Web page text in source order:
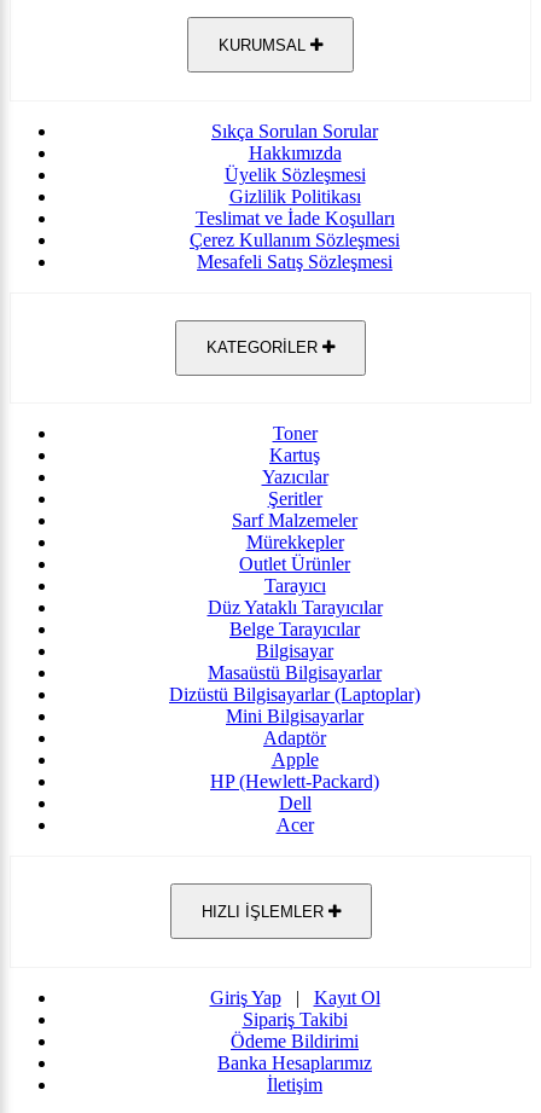
KURUMSAL
Sıkça Sorulan Sorular
Hakkımızda
Üyelik Sözleşmesi
Gizlilik Politikası
Teslimat ve İade Koşulları
Çerez Kullanım Sözleşmesi
Mesafeli Satış Sözleşmesi
KATEGORİLER
Toner
Kartuş
Yazıcılar
Şeritler
Sarf Malzemeler
Mürekkepler
Outlet Ürünler
Tarayıcı
Düz Yataklı Tarayıcılar
Belge Tarayıcılar
Bilgisayar
Masaüstü Bilgisayarlar
Dizüstü Bilgisayarlar (Laptoplar)
Mini Bilgisayarlar
Adaptör
Apple
HP (Hewlett-Packard)
Dell
Acer
HIZLI İŞLEMLER
Giriş Yap| Kayıt Ol
Sipariş Takibi
Ödeme Bildirimi
Banka Hesaplarımız
İletişim